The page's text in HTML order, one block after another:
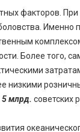
факторов.
Именно
Более того,
низкими
5 млрд. советских